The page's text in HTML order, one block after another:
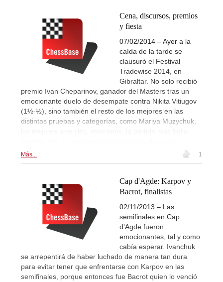
Cena, discursos, premios
y fiesta
07/02/2014 – Ayer a la
caída de la tarde se
clausuró el Festival
Tradewise 2014, en
Gibraltar. No solo recibió
premio Ivan Cheparinov, ganador del Masters tras un
emocionante duelo de desempate contra Nikita Vitiugov
(1½-½), sino también el resto de los mejores en las
distintas pruebas y categorías, como Mariya Muzychuk,
Más... 1
Cap d'Agde: Karpov y
Bacrot, finalistas
02/11/2013 – Las
semifinales en Cap
d'Agde fueron
emocionantes, tal y como
cabía esperar. Ivanchuk
se arrepentirá de haber luchado de manera tan dura
para evitar tener que enfrentarse con Karpov en las
semifinales, porque entonces fue Bacrot quien lo venció